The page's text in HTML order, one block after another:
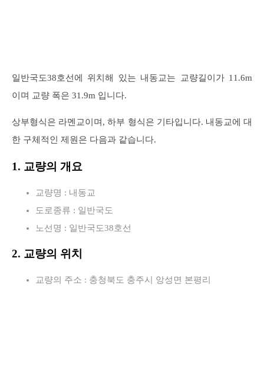
일반국도38호선에 위치해 있는 내동교는 교량길이가 11.6m
이며 교량 폭은 31.9m 입니다.
상부형식은 라멘교이며, 하부 형식은 기타입니다. 내동교에 대
한 구체적인 제원은 다음과 같습니다.
1. 교량의 개요
교량명 : 내동교
도로종류 : 일반국도
노선명 : 일반국도38호선
2. 교량의 위치
교량의 주소 : 충청북도 충주시 앙성면 본평리